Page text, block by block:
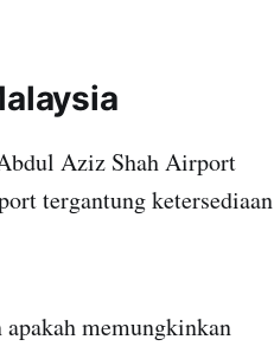
Aziz Shah Airport
tergantung ketersediaan
memungkinkan